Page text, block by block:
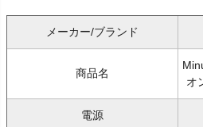
メーカー/ブランド
商品名
オ
電源